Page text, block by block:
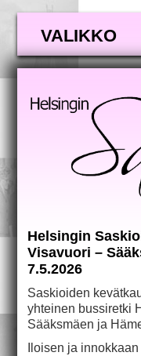
VALIKKO
Helsingin
Visavuori –
7.5.2026
Saskioiden
yhteinen bussiretki
Sääksmäen ja
Iloisen ja